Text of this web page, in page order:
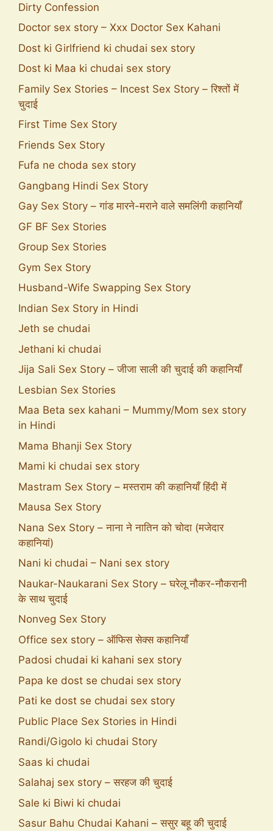
Dirty Confession
Doctor sex story – Xxx Doctor Sex Kahani
Dost ki Girlfriend ki chudai sex story
Dost ki Maa ki chudai sex story
Family Sex Stories – Incest Sex Story – रिश्तों में
चुदाई
First Time Sex Story
Friends Sex Story
Fufa ne choda sex story
Gangbang Hindi Sex Story
Gay Sex Story – गांड मारने-मराने वाले समलिंगी कहानियाँ
GF BF Sex Stories
Group Sex Stories
Gym Sex Story
Husband-Wife Swapping Sex Story
Indian Sex Story in Hindi
Jeth se chudai
Jethani ki chudai
Jija Sali Sex Story – जीजा साली की चुदाई की कहानियाँ
Lesbian Sex Stories
Maa Beta sex kahani – Mummy/Mom sex story
in Hindi
Mama Bhanji Sex Story
Mami ki chudai sex story
Mastram Sex Story – मस्तराम की कहानियाँ हिंदी में
Mausa Sex Story
Nana Sex Story – नाना ने नातिन को चोदा (मजेदार
कहानियां)
Nani ki chudai – Nani sex story
Naukar-Naukarani Sex Story – घरेलू नौकर-नौकरानी
के साथ चुदाई
Nonveg Sex Story
Office sex story – ऑफिस सेक्स कहानियाँ
Padosi chudai ki kahani sex story
Papa ke dost se chudai sex story
Pati ke dost se chudai sex story
Public Place Sex Stories in Hindi
Randi/Gigolo ki chudai Story
Saas ki chudai
Salahaj sex story – सरहज की चुदाई
Sale ki Biwi ki chudai
Sasur Bahu Chudai Kahani – ससुर बहू की चुदाई